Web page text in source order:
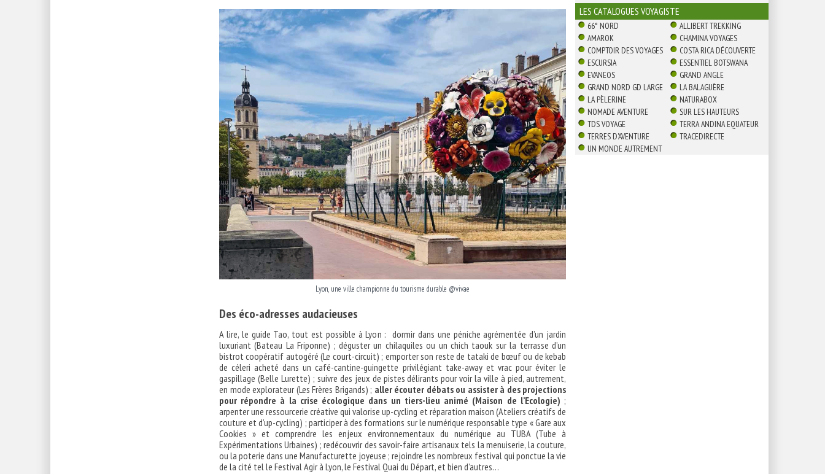
Lyon, une ville championne du tourisme durable @vivae
Des éco-adresses audacieuses
A lire, le guide Tao, tout est possible à Lyon : dormir dans une péniche agrémentée d’un jardin
luxuriant (Bateau La Friponne) ; déguster un chilaquiles ou un chich taouk sur la terrasse d’un
bistrot coopératif autogéré (Le court-circuit) ; emporter son reste de tataki de bœuf ou de kebab
de céleri acheté dans un café-cantine-guingette privilégiant take-away et vrac pour éviter le
gaspillage (Belle Lurette) ; suivre des jeux de pistes délirants pour voir la ville à pied, autrement,
en mode explorateur (Les Frères Brigands) ; aller écouter débats ou assister à des projections
pour répondre à la crise écologique dans un tiers-lieu animé (Maison de l’Ecologie) ;
arpenter une ressourcerie créative qui valorise up-cycling et réparation maison (Ateliers créatifs de
couture et d’up-cycling) ; participer à des formations sur le numérique responsable type « Gare aux
Cookies » et comprendre les enjeux environnementaux du numérique au TUBA (Tube à
Expérimentations Urbaines) ; redécouvrir des savoir-faire artisanaux tels la menuiserie, la couture,
ou la poterie dans une Manufacturette joyeuse ; rejoindre les nombreux festival qui ponctue la vie
de la cité tel le Festival Agir à Lyon, le Festival Quai du Départ, et bien d’autres…
LES CATALOGUES VOYAGISTE
66° NORD
ALLIBERT TREKKING
AMAROK
CHAMINA VOYAGES
COMPTOIR DES VOYAGES
COSTA RICA DÉCOUVERTE
ESCURSIA
ESSENTIEL BOTSWANA
EVANEOS
GRAND ANGLE
GRAND NORD GD LARGE
LA BALAGUÈRE
LA PÈLERINE
NATURABOX
NOMADE AVENTURE
SUR LES HAUTEURS
TDS VOYAGE
TERRA ANDINA EQUATEUR
TERRES D'AVENTURE
TRACEDIRECTE
UN MONDE AUTREMENT